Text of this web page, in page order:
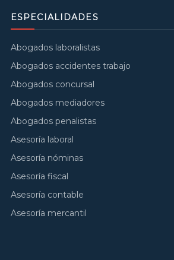
ESPECIALIDADES
Abogados laboralistas
Abogados accidentes trabajo
Abogados concursal
Abogados mediadores
Abogados penalistas
Asesoría laboral
Asesoría nóminas
Asesoría fiscal
Asesoría contable
Asesoría mercantil